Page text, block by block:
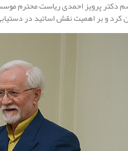
دکتر پرویز احمدی ریاست محترم
کرد و بر اهمیت نقش اساتید در